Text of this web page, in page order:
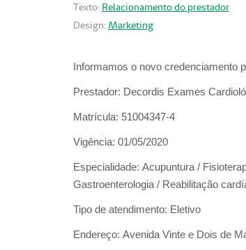
Texto: Relacionamento do prestador
Design: Marketing
Informamos o novo credenciamento
Prestador: Decordis Exames
Matrícula: 51004347-4
Vigência: 01/05/2020
Especialidade: Acupuntura /
Gastroenterologia / Reabilitação
Tipo de atendimento: Eletivo
Endereço: Avenida Vinte e Dois de